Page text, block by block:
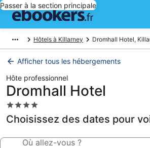
Passer à la section principale
Hôtels à Killarney Dromhall Hotel,
Afficher tous les hébergements
Hôte professionnel
Dromhall Hotel
Hébergement
4.0 étoiles
Choisissez des dates pour
Où allez-vous ?